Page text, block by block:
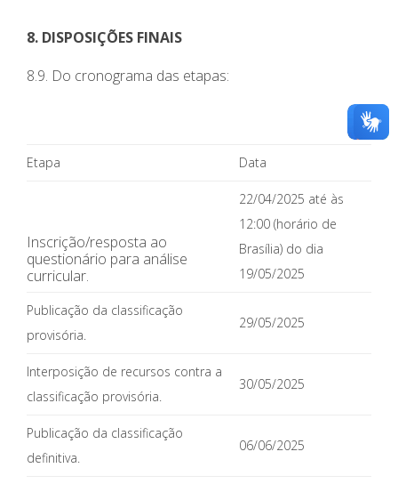
8. DISPOSIÇÕES FINAIS
8.9. Do cronograma das etapas:
Etapa Data
Inscrição/resposta ao
questionário para análise
curricular.
22/04/2025 até às
12:00 (horário de
Brasília) do dia
19/05/2025
Publicação da classificação
provisória.
29/05/2025
Interposição de recursos contra a
classificação provisória.
30/05/2025
Publicação da classificação
definitiva.
06/06/2025